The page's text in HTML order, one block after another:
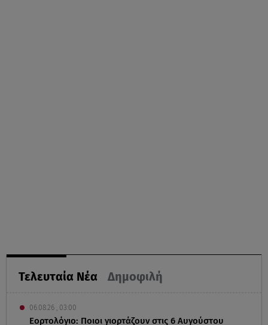
Τελευταία Νέα Δημοφιλή
06.08.26 , 03:00
Εορτολόγιο: Ποιοι γιορτάζουν στις 6 Αυγούστου